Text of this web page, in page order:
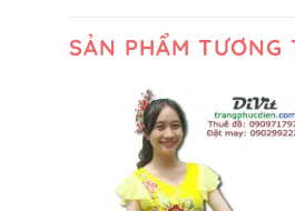
SẢN PHẨM TƯƠNG